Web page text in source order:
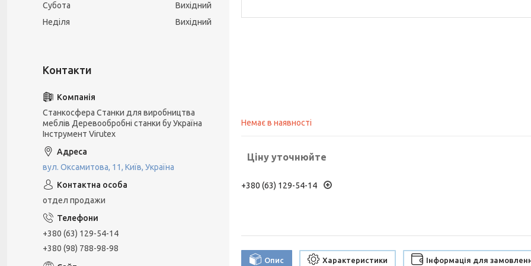
Немає в наявності
Ціну уточнюйте
+380 (63) 129-54-14
Опис Характеристики Інформація для
Субота
Вихідний
Неділя
Вихідний
Станкосфера Станки для виробництва
меблів Деревообробні станки бу Україна
Інструмент Virutex
вул. Оксамитова, 11, Київ, Україна
отдел продажи
+380 (63) 129-54-14
+380 (98) 788-98-98